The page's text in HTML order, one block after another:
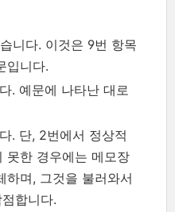
니다. 이것은 9번 항목
입니다.
. 예문에 나타난 대로
. 단, 2번에서 정상적
못한 경우에는 메모장
하며, 그것을 불러와서
합니다.